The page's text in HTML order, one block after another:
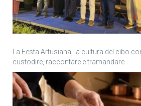
La Festa Artusiana, la cultura del cibo
custodire, raccontare e tramandare